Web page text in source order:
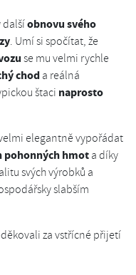
dalšíobnovu svého
. Umí si spočítat, že
se mu velmi rychle
chod a reálná
štaci naprosto
elegantně vypořádat
pohonných hmota díky
svých výrobků a
slabším
za vstřícné přijetí